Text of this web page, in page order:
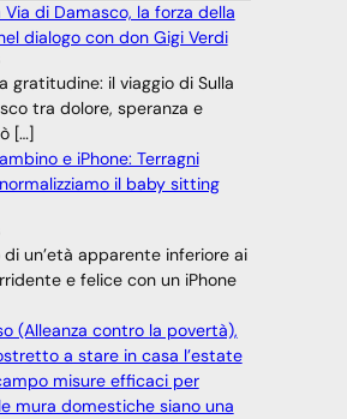
Via di Damasco, la forza della
dialogo con don Gigi Verdi
gratitudine: il viaggio di Sulla
tra dolore, speranza e
[…]
e iPhone: Terragni
il baby sitting
un’età apparente inferiore ai
e felice con un iPhone
(Alleanza contro la povertà),
a stare in casa l’estate
misure efficaci per
mura domestiche siano una